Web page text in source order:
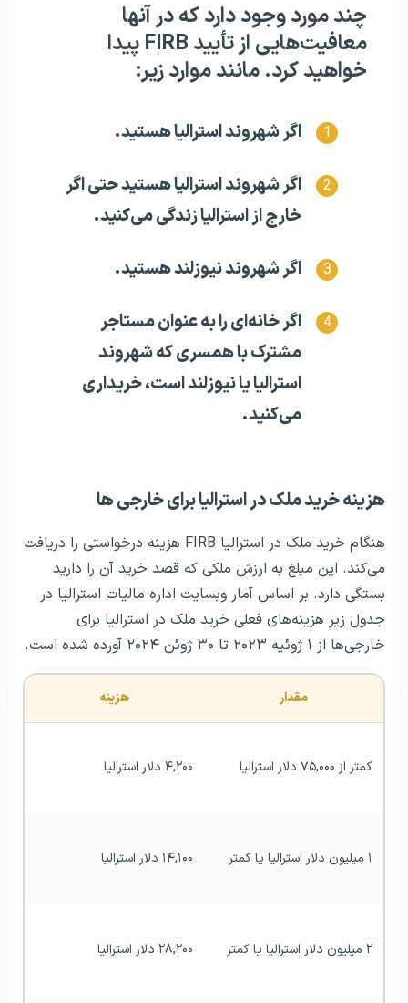
چند مورد وجود دارد که در آنها
معافیت‌هایی از تأیید FIRB پیدا
خواهید کرد. مانند موارد زیر:
اگر شهروند استرالیا هستید.
اگر شهروند استرالیا هستید حتی اگر
خارج از استرالیا زندگی می‌کنید.
اگر شهروند نیوزلند هستید.
اگر خانه‌ای را به عنوان مستاجر
مشترک با همسری که شهروند
استرالیا یا نیوزلند است، خریداری
می‌کنید.
هزینه خرید ملک در استرالیا برای خارجی ها
هنگام خرید ملک در استرالیا FIRB هزینه درخواستی را دریافت
می‌کند. این مبلغ به ارزش ملکی که قصد خرید آن را دارید
بستگی دارد. بر اساس آمار وبسایت اداره مالیات استرالیا در
جدول زیر هزینه‌های فعلی خرید ملک در استرالیا برای
خارجی‌ها از ۱ ژوئیه ۲۰۲۳ تا ۳۰ ژوئن ۲۰۲۴ آورده شده است.
مقدار هزینه
کمتر از ۷۵,۰۰۰ دلار استرالیا ۴,۲۰۰ دلار استرالیا
۱ میلیون دلار استرالیا یا کمتر ۱۴,۱۰۰ دلار استرالیا
۲ میلیون دلار استرالیا یا کمتر ۲۸,۲۰۰ دلار استرالیا